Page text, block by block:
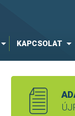
KAPCSOLAT